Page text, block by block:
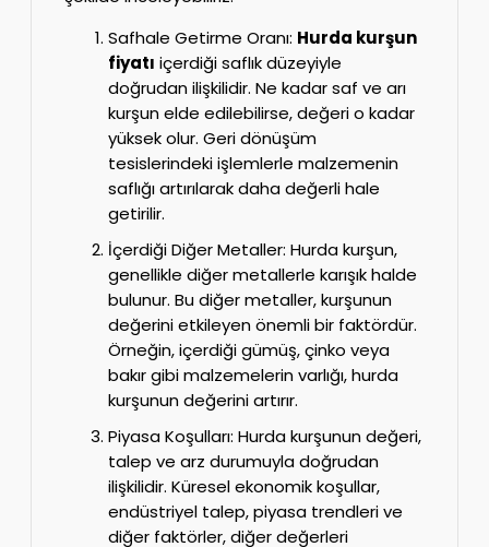
Safhale Getirme Oranı: Hurda kurşun
fiyatı içerdiği saflık düzeyiyle
doğrudan ilişkilidir. Ne kadar saf ve arı
kurşun elde edilebilirse, değeri o kadar
yüksek olur. Geri dönüşüm
tesislerindeki işlemlerle malzemenin
saflığı artırılarak daha değerli hale
getirilir.
İçerdiği Diğer Metaller: Hurda kurşun,
genellikle diğer metallerle karışık halde
bulunur. Bu diğer metaller, kurşunun
değerini etkileyen önemli bir faktördür.
Örneğin, içerdiği gümüş, çinko veya
bakır gibi malzemelerin varlığı, hurda
kurşunun değerini artırır.
Piyasa Koşulları: Hurda kurşunun değeri,
talep ve arz durumuyla doğrudan
ilişkilidir. Küresel ekonomik koşullar,
endüstriyel talep, piyasa trendleri ve
diğer faktörler, diğer değerleri